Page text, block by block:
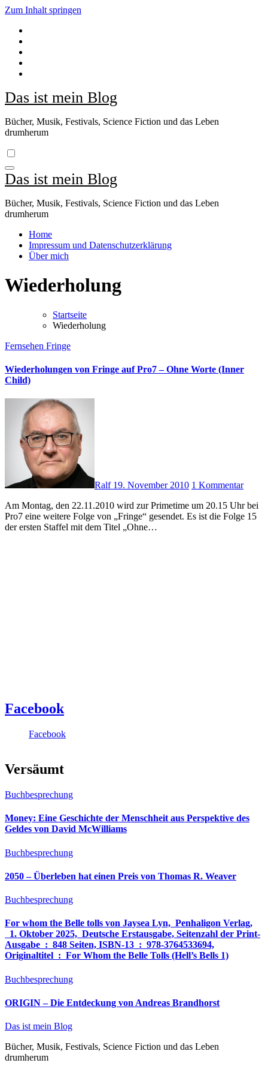
Zum Inhalt springen
Das ist mein Blog
Bücher, Musik, Festivals, Science Fiction und das Leben
drumherum
Das ist mein Blog
Bücher, Musik, Festivals, Science Fiction und das Leben
drumherum
Home
Impressum und Datenschutzerklärung
Über mich
Wiederholung
Startseite
Wiederholung
Fernsehen Fringe
Wiederholungen von Fringe auf Pro7 – Ohne Worte (Inner
Child)
Ralf 19. November 2010 1 Kommentar
Am Montag, den 22.11.2010 wird zur Primetime um 20.15 Uhr bei
Pro7 eine weitere Folge von „Fringe“ gesendet. Es ist die Folge 15
der ersten Staffel mit dem Titel „Ohne…
Facebook
Facebook
Versäumt
Buchbesprechung
Money: Eine Geschichte der Menschheit aus Perspektive des
Geldes von David McWilliams
Buchbesprechung
2050 – Überleben hat einen Preis von Thomas R. Weaver
Buchbesprechung
For whom the Belle tolls von Jaysea Lyn, ‎ Penhaligon Verlag,
‎ 1. Oktober 2025, ‎ Deutsche Erstausgabe, Seitenzahl der Print-
Ausgabe ‏ : ‎ 848 Seiten, ISBN-13 ‏ : ‎ 978-3764533694,
Originaltitel ‏ : ‎ For Whom the Belle Tolls (Hell’s Bells 1)
Buchbesprechung
ORIGIN – Die Entdeckung von Andreas Brandhorst
Das ist mein Blog
Bücher, Musik, Festivals, Science Fiction und das Leben
drumherum